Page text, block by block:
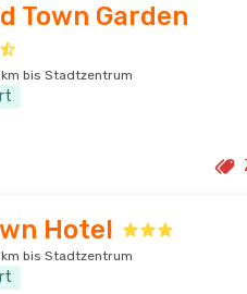
Town Garden
km bis Stadtzentrum
Hotel
km bis Stadtzentrum